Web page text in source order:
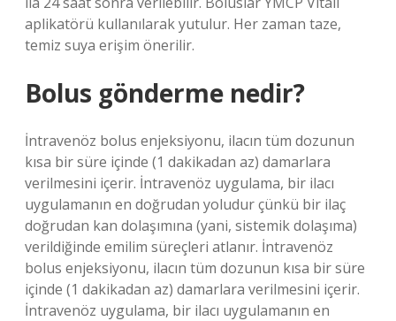
aplikatörü kullanılarak yutulur. Her zaman taze,
temiz suya erişim önerilir.
Bolus gönderme nedir?
İntravenöz bolus enjeksiyonu, ilacın tüm dozunun
kısa bir süre içinde (1 dakikadan az) damarlara
verilmesini içerir. İntravenöz uygulama, bir ilacı
uygulamanın en doğrudan yoludur çünkü bir ilaç
doğrudan kan dolaşımına (yani, sistemik dolaşıma)
verildiğinde emilim süreçleri atlanır. İntravenöz
bolus enjeksiyonu, ilacın tüm dozunun kısa bir süre
içinde (1 dakikadan az) damarlara verilmesini içerir.
İntravenöz uygulama, bir ilacı uygulamanın en